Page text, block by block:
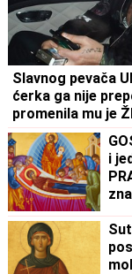
Slavnog pevača
ćerka ga nije
promenila mu je
i
zna